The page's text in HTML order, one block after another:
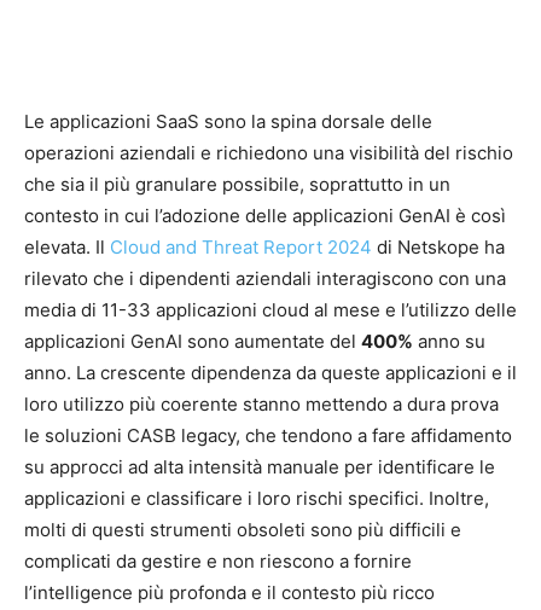
Le applicazioni SaaS sono la spina dorsale delle
operazioni aziendali e richiedono una visibilità del rischio
che sia il più granulare possibile, soprattutto in un
contesto in cui l’adozione delle applicazioni GenAI è così
elevata. Il Cloud and Threat Report 2024 di Netskope ha
rilevato che i dipendenti aziendali interagiscono con una
media di 11-33 applicazioni cloud al mese e l’utilizzo delle
applicazioni GenAI sono aumentate del 400% anno su
anno. La crescente dipendenza da queste applicazioni e il
loro utilizzo più coerente stanno mettendo a dura prova
le soluzioni CASB legacy, che tendono a fare affidamento
su approcci ad alta intensità manuale per identificare le
applicazioni e classificare i loro rischi specifici. Inoltre,
molti di questi strumenti obsoleti sono più difficili e
complicati da gestire e non riescono a fornire
l’intelligence più profonda e il contesto più ricco